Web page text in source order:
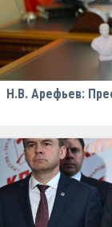
Н.В. Арефьев: